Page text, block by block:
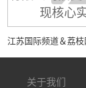
关于我们